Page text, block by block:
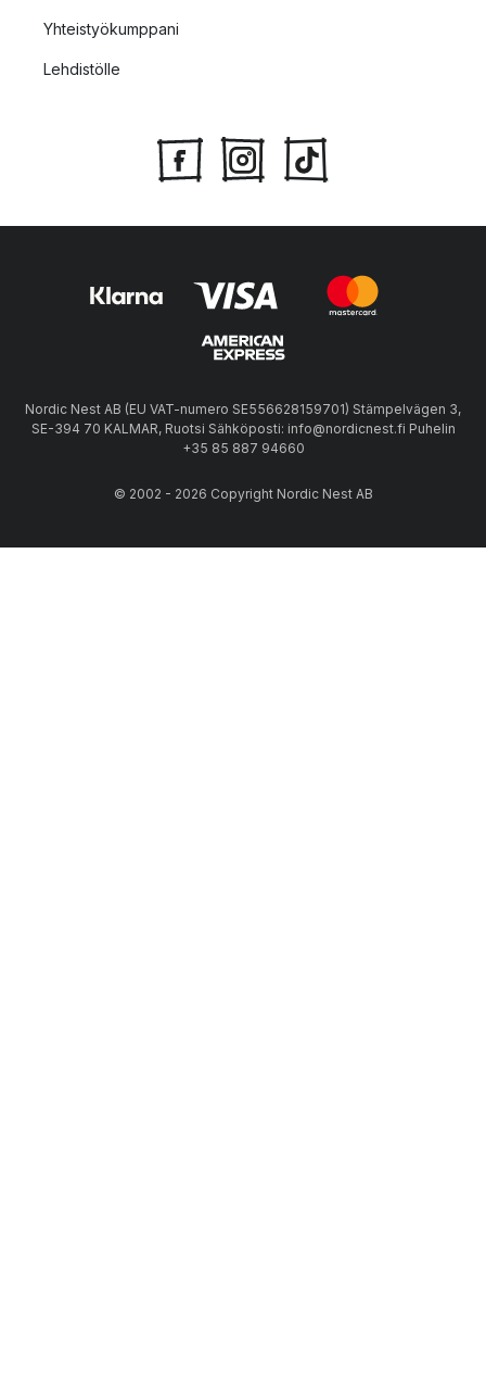
Yhteistyökumppani
Lehdistölle
Nordic Nest AB (EU VAT-numero SE556628159701) Stämpelvägen 3,
SE-394 70 KALMAR, Ruotsi Sähköposti: info@nordicnest.fi Puhelin
+35 85 887 94660
© 2002 - 2026 Copyright Nordic Nest AB